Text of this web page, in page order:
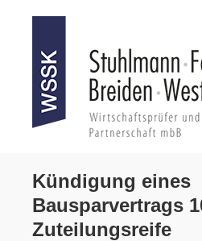
Kündigung eines
Bausparvertrags
Zuteilungsreife